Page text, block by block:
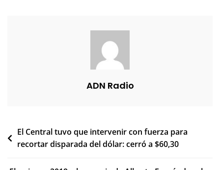
ADN Radio
Navegación
de
El Central tuvo que intervenir con fuerza para
recortar disparada del dólar: cerró a $60,30